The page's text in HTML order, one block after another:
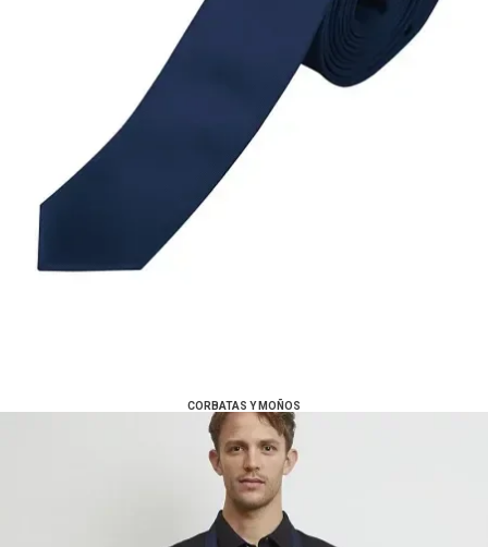
CORBATAS Y MOÑOS